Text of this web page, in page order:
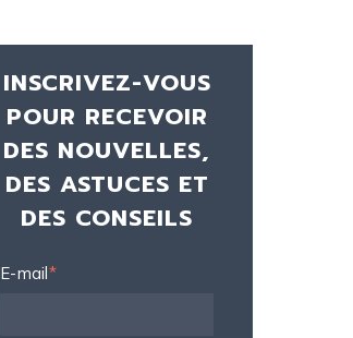
INSCRIVEZ-VOUS
POUR RECEVOIR
DES NOUVELLES,
DES ASTUCES ET
DES CONSEILS
E-mail*